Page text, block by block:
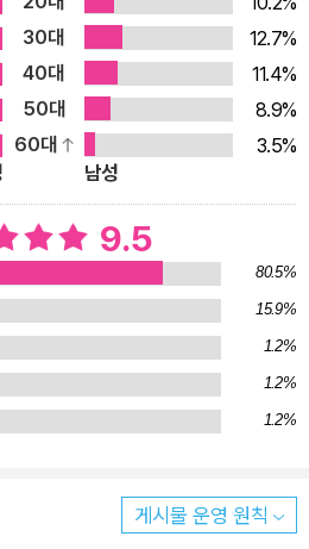
는 인생의 3분의 1을 완벽하게 활
이해된 행위다. 아주 최근까지도
수면이 우리의 몸과 뇌에 어떤 도움
에 왜 심각한 문제가 생기는지와 같
수 없었다. 식욕, 갈증, 성욕 등 다
면은 그것이 인간의 생애에서 차지
해 이해도가 현저히 떨어지는 주제였
기 시작했다. 잠을 통해 우리는 무엇
말하는 잠의 혜택은 실로 놀랍다.
강화된 기억력과 높은 창의력을 얻
람이 그렇지 않은 사람에 비해 더
감기와 독감도 막아 준다. 심장 마비
어든다. 행복한 기분이 고양되고 우
30대
12.7%
40대
11.4%
50대
8.9%
60대
3.5%
남성
9.5
80.5%
15.9%
1.2%
1.2%
1.2%
게시물 운영 원칙